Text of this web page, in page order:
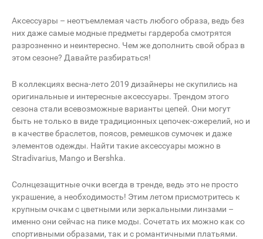
Аксессуары – неотъемлемая часть любого образа, ведь без
них даже самые модные предметы гардероба смотрятся
разрозненно и неинтересно. Чем же дополнить свой образ в
этом сезоне? Давайте разбираться!
В коллекциях весна-лето 2019 дизайнеры не скупились на
оригинальные и интересные аксессуары. Трендом этого
сезона стали всевозможные варианты цепей. Они могут
быть не только в виде традиционных цепочек-ожерелий, но и
в качестве браслетов, поясов, ремешков сумочек и даже
элементов одежды. Найти такие аксессуары можно в
Stradivarius, Mango и Bershka.
Солнцезащитные очки всегда в тренде, ведь это не просто
украшение, а необходимость! Этим летом присмотритесь к
крупным очкам с цветными или зеркальными линзами –
именно они сейчас на пике моды. Сочетать их можно как со
спортивными образами, так и с романтичными платьями.